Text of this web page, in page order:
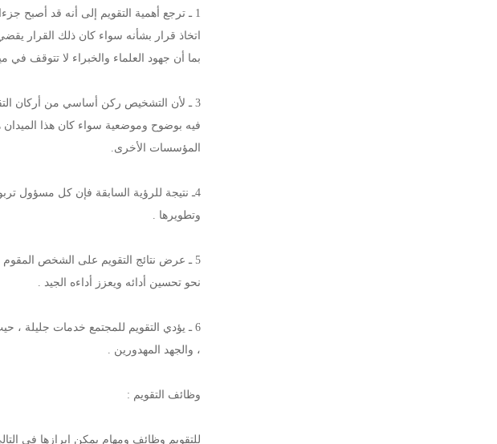
1 ـ ترجع أهمية التقويم إلى أنه قد أصبح
اتخاذ قرار بشأنه سواء كان ذلك القرار
بما أن جهود العلماء والخبراء لا تتوقف في
3 ـ لأن التشخيص ركن أساسي من أركان
فيه بوضوح وموضعية سواء كان هذا الميدان
المؤسسات الأخرى.
4ـ نتيجة للرؤية السابقة فإن كل مسؤول
وتطويرها .
5 ـ عرض نتائج التقويم على الشخص المقوم
نحو تحسين أدائه ويعزز أداءه الجيد .
6 ـ يؤدي التقويم للمجتمع خدمات جليلة ،
، والجهد المهدورين .
وظائف التقويم :
للتقويم وظائف ومهام يمكن إبرازها في